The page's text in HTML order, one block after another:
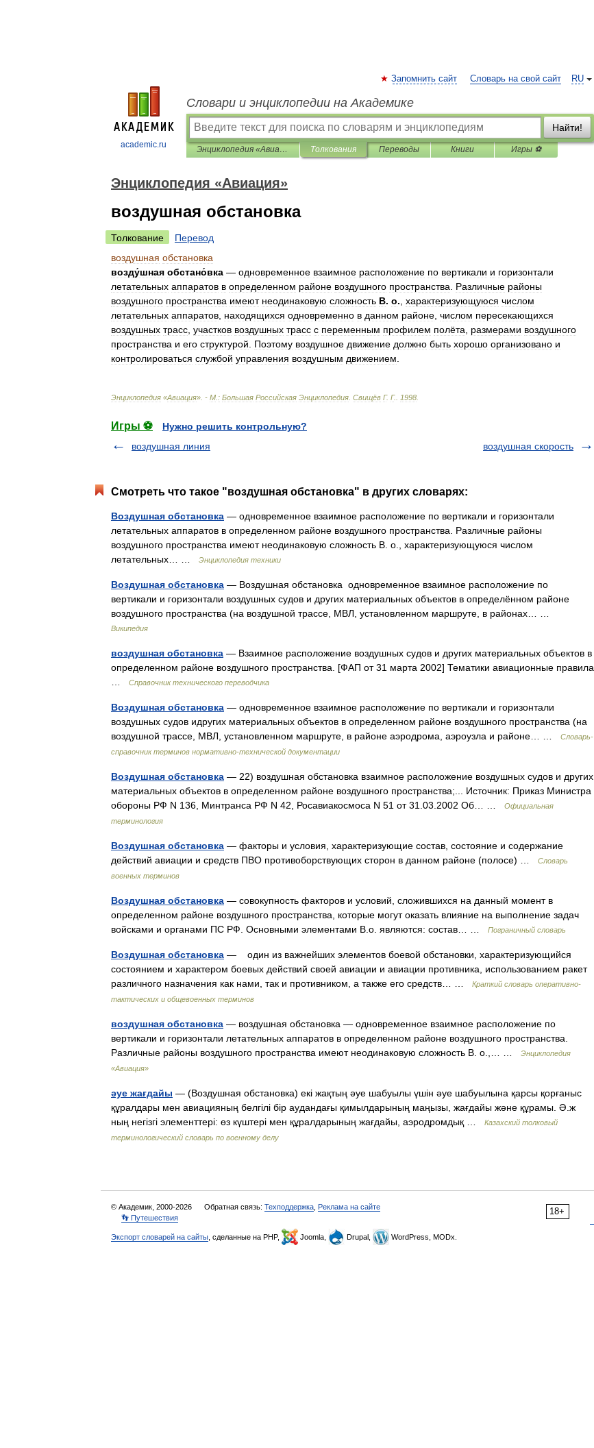
academic.ru
RU
Запомнить сайт Словарь на свой сайт
Словари и энциклопедии на Академике
Найти!
Энциклопедия «Авиация» Толкования Переводы Книги Игры ⚽
Энциклопедия «Авиация»
воздушная обстановка
Толкование
Перевод
воздушная обстановка
возду́шная обстано́вка — одновременное взаимное расположение по вертикали и горизонтали
летательных аппаратов в определенном районе воздушного пространства Различные районы
воздушного пространства имеют неодинаковую сложность В. о. характеризующуюся числом
летательных аппаратов находящихся одновременно в данном районе числом пересекающихся
воздушных трасс участков воздушных трасс с переменным профилем полёта размерами воздушного
пространства и его структурой Поэтому воздушное движение должно быть хорошо организовано и
контролироваться службой управления воздушным движением
Энциклопедия «Авиация». - М : Большая Российская Энциклопедия Свищёв Г. Г. 1998
Игры ⚽
Нужно решить контрольную?
воздушная линия
воздушная скорость
Смотреть что такое "воздушная обстановка" в других словарях:
Воздушная обстановка — одновременное взаимное расположение по вертикали и горизонтали
летательных аппаратов в определенном районе воздушного пространства. Различные районы
воздушного пространства имеют неодинаковую сложность В. о., характеризующуюся числом
летательных… …
Энциклопедия техники
Воздушная обстановка — Воздушная обстановка одновременное взаимное расположение по
вертикали и горизонтали воздушных судов и других материальных объектов в определённом районе
воздушного пространства (на воздушной трассе, МВЛ, установленном маршруте, в районах… …
Википедия
воздушная обстановка — Взаимное расположение воздушных судов и других материальных объектов в
определенном районе воздушного пространства. [ФАП от 31 марта 2002] Тематики авиационные правила
Справочник технического переводчика
Воздушная обстановка — одновременное взаимное расположение по вертикали и горизонтали
воздушных судов идругих материальных объектов в определенном районе воздушного пространства (на
воздушной трассе, МВЛ, установленном маршруте, в районе аэродрома, аэроузла и районе… …
Словарь-
справочник терминов нормативно-технической документации
Воздушная обстановка — 22) воздушная обстановка взаимное расположение воздушных судов и других
материальных объектов в определенном районе воздушного пространства;... Источник: Приказ Министра
обороны РФ N 136, Минтранса РФ N 42, Росавиакосмоса N 51 от 31.03.2002 Об… …
Официальная
терминология
Воздушная обстановка — факторы и условия, характеризующие состав, состояние и содержание
действий авиации и средств ПВО противоборствующих сторон в данном районе (полосе) …
Словарь
военных терминов
Воздушная обстановка — совокупность факторов и условий, сложившихся на данный момент в
определенном районе воздушного пространства, которые могут оказать влияние на выполнение задач
войсками и органами ПС РФ. Основными элементами В.о. являются: состав… …
Пограничный словарь
Воздушная обстановка — один из важнейших элементов боевой обстановки, характеризующийся
состоянием и характером боевых действий своей авиации и авиации противника, использованием ракет
различного назначения как нами, так и противником, а также его средств… …
Краткий словарь оперативно-
тактических и общевоенных терминов
воздушная обстановка — воздушная обстановка — одновременное взаимное расположение по
вертикали и горизонтали летательных аппаратов в определенном районе воздушного пространства.
Различные районы воздушного пространства имеют неодинаковую сложность В. о.,… …
Энциклопедия
«Авиация»
әуе жағдайы — (Воздушная обстановка) екі жақтың әуе шабуылы үшін әуе шабуылына қарсы қорғаныс
құралдары мен авиацияның белгілі бір аудандағы қимылдарының маңызы, жағдайы және құрамы. Ә.ж
ның негізгі элементтері: өз күштері мен құралдарының жағдайы, аэродромдық …
Казахский толковый
терминологический словарь по военному делу
18+
© Академик, 2000-2026 Обратная связь: Техподдержка Реклама на сайте
👣 Путешествия
Экспорт словарей на сайты , сделанные на PHP, Joomla, Drupal, WordPress, MODx.